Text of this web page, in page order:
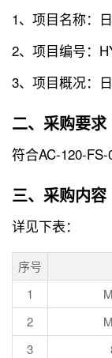
1、项目名称：
2、项目编号：
3、项目概况：
二、采购要求
符合AC-120-
三、采购内容
详见下表：
序号
1
2
3